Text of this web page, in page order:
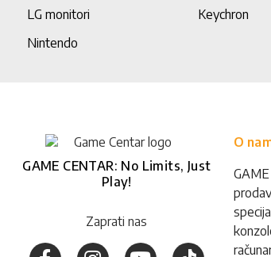
LG monitori
Keychron
Nintendo
GAME CENTAR: No Limits, Just
Play!
Zaprati nas
O